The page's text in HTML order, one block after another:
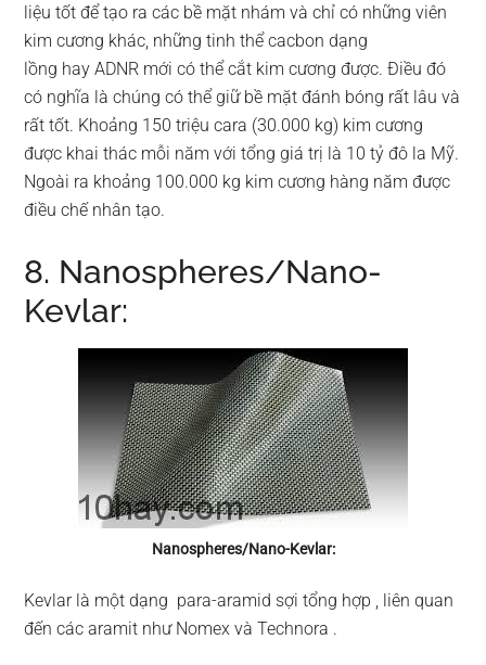
liệu tốt để tạo ra các bề mặt nhám và chỉ có những viên
kim cương khác, những tinh thể cacbon dạng
lồng hay ADNR mới có thể cắt kim cương được. Điều đó
có nghĩa là chúng có thể giữ bề mặt đánh bóng rất lâu và
rất tốt. Khoảng 150 triệu cara (30.000 kg) kim cương
được khai thác mỗi năm với tổng giá trị là 10 tỷ đô la Mỹ.
Ngoài ra khoảng 100.000 kg kim cương hàng năm được
điều chế nhân tạo.
8. Nanospheres/Nano-
Kevlar:
Nanospheres/Nano-Kevlar:
Kevlar là một dạng para-aramid sợi tổng hợp , liên quan
đến các aramit như Nomex và Technora .